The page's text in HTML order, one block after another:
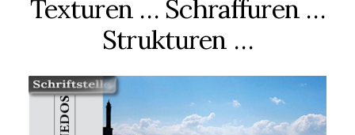
Texturen … Schraffuren …
Strukturen …